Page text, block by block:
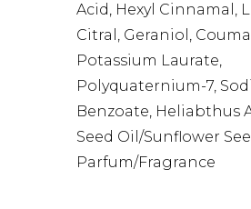
Acid, Hexyl Cinnamal,
Citral, Geraniol,
Potassium Laurate,
Polyquaternium-7,
Benzoate, Heliabthus
Seed Oil/Sunflower
Parfum/Fragrance